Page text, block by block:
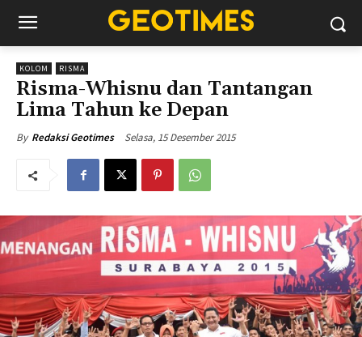
KOLOM RISMA
Risma-Whisnu dan Tantangan
Lima Tahun ke Depan
By Redaksi Geotimes Selasa, 15 Desember 2015